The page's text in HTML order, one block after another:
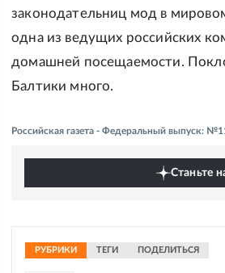
законодательниц мод в
одна из ведущих российских
домашней посещаемости.
Балтики много.
Российская газета - Федеральный выпуск:
Станьте
РУБРИКИ ТЕГИ ПОДЕЛИТЬСЯ